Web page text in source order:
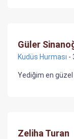
Güler
Kudüs Hurması -
Yediğim en
Zeliha Turan